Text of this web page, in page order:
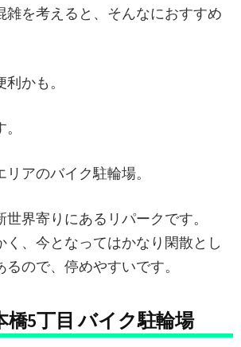
雑を考えると、そんなにおすすめ
かも。
アのバイク駐輪場。
世界寄りにあるリパークです。
く、今となってはかなり閑散とし
ので、停めやすいです。
橋5丁目 バイク駐輪場